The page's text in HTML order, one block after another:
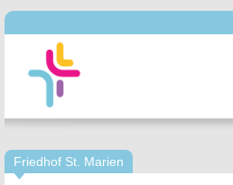
Friedhof St. Marien